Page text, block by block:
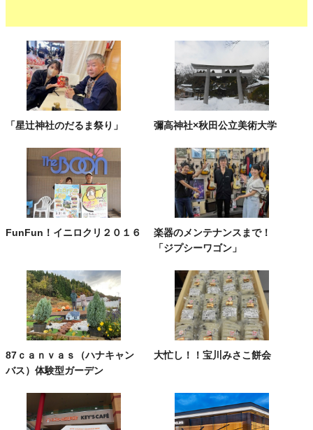
「星辻神社のだるま祭り」 彌高神社×秋田公立美術大学
FunFun！イニロクリ２０１６
楽器のメンテナンスまで！
「ジプシーワゴン」
87ｃａｎｖａｓ（ハナキャン
バス）体験型ガーデン
大忙し！！宝川みさこ餅会